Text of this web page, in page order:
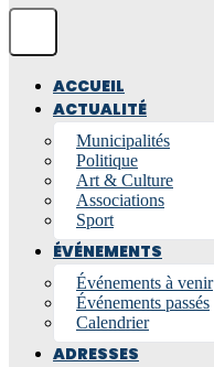
ACCUEIL
ACTUALITÉ
Municipalités
Politique
Art & Culture
Associations
Sport
ÉVÉNEMENTS
Événements à venir
Événements passés
Calendrier
ADRESSES